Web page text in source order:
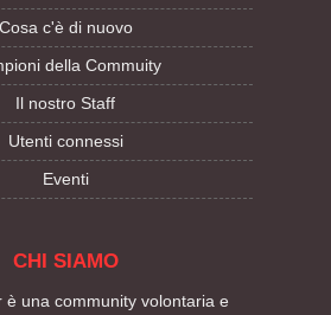
Cosa c'è di nuovo
della Commuity
Il nostro Staff
Utenti connessi
Eventi
CHI SIAMO
è una community volontaria e